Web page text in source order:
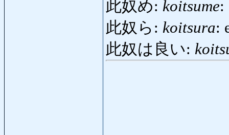
此奴め: koitsume:
此奴ら: koitsura:
此奴は良い: